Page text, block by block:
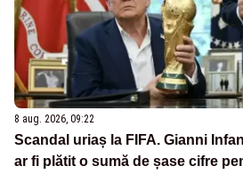
8 aug. 2026, 09:22
Scandal uriaș la FIFA. Gianni
ar fi plătit o sumă de șase cifre